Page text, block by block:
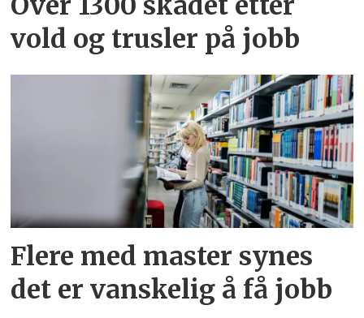
vold og trusler på jobb
Flere med master synes
det er vanskelig å få jobb